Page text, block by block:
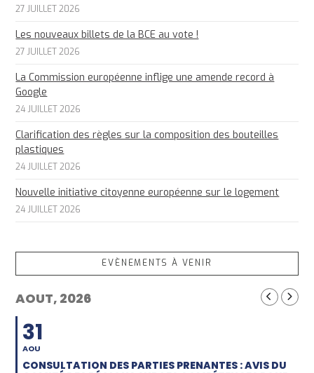
27 JUILLET 2026
Les nouveaux billets de la BCE au vote !
27 JUILLET 2026
La Commission européenne inflige une amende record à
Google
24 JUILLET 2026
Clarification des règles sur la composition des bouteilles
plastiques
24 JUILLET 2026
Nouvelle initiative citoyenne européenne sur le logement
24 JUILLET 2026
EVÈNEMENTS À VENIR
AOUT, 2026
31
AOU
CONSULTATION DES PARTIES PRENANTES : AVIS DU